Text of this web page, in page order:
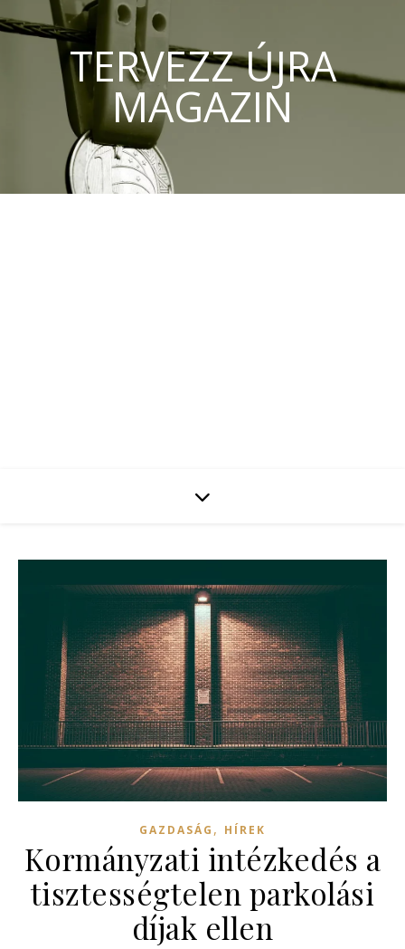
TERVEZZ ÚJRA
MAGAZIN
GAZDASÁG , HÍREK
Kormányzati intézkedés a
tisztességtelen parkolási
díjak ellen